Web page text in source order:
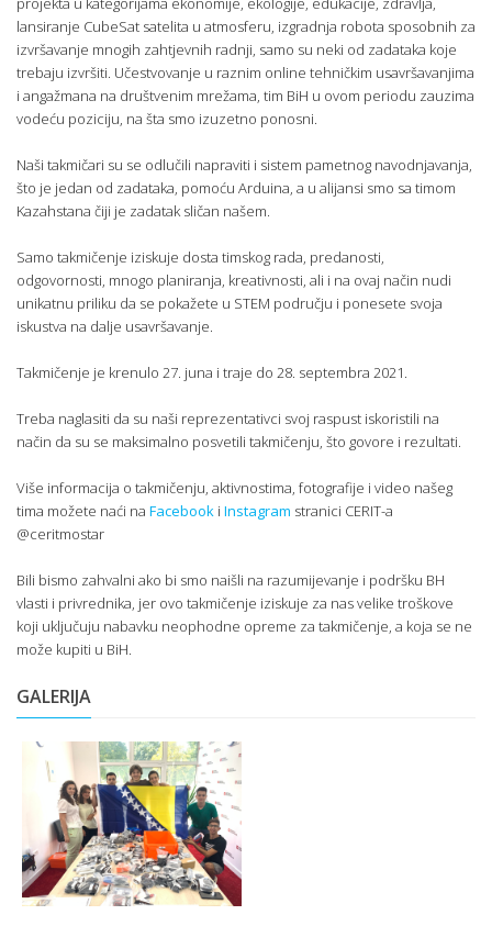
lansiranje CubeSat satelita u atmosferu, izgradnja robota sposobnih za
izvršavanje mnogih zahtjevnih radnji, samo su neki od zadataka koje
trebaju izvršiti. Učestvovanje u raznim online tehničkim usavršavanjima
i angažmana na društvenim mrežama, tim BiH u ovom periodu zauzima
vodeću poziciju, na šta smo izuzetno ponosni.
Naši takmičari su se odlučili napraviti i sistem pametnog navodnjavanja,
što je jedan od zadataka, pomoću Arduina, a u alijansi smo sa timom
Kazahstana čiji je zadatak sličan našem.
Samo takmičenje iziskuje dosta timskog rada, predanosti,
odgovornosti, mnogo planiranja, kreativnosti, ali i na ovaj način nudi
unikatnu priliku da se pokažete u STEM području i ponesete svoja
iskustva na dalje usavršavanje.
Takmičenje je krenulo 27. juna i traje do 28. septembra 2021.
Treba naglasiti da su naši reprezentativci svoj raspust iskoristili na
način da su se maksimalno posvetili takmičenju, što govore i rezultati.
Više informacija o takmičenju, aktivnostima, fotografije i video našeg
tima možete naći na Facebook i Instagram stranici CERIT-a
@ceritmostar
Bili bismo zahvalni ako bi smo naišli na razumijevanje i podršku BH
vlasti i privrednika, jer ovo takmičenje iziskuje za nas velike troškove
koji uključuju nabavku neophodne opreme za takmičenje, a koja se ne
može kupiti u BiH.
GALERIJA